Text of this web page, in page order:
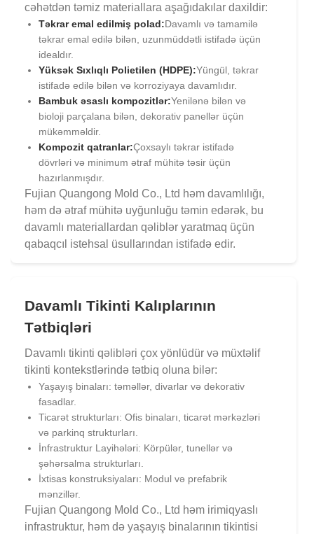
cəhətdən təmiz materiallara aşağıdakılar daxildir:
Təkrar emal edilmiş polad:Davamlı və tamamilə
təkrar emal edilə bilən, uzunmüddətli istifadə üçün
idealdır.
Yüksək Sıxlıqlı Polietilen (HDPE):Yüngül, təkrar
istifadə edilə bilən və korroziyaya davamlıdır.
Bambuk əsaslı kompozitlər:Yenilənə bilən və
bioloji parçalana bilən, dekorativ panellər üçün
mükəmməldir.
Kompozit qatranlar:Çoxsaylı təkrar istifadə
dövrləri və minimum ətraf mühitə təsir üçün
hazırlanmışdır.
Fujian Quangong Mold Co., Ltd həm davamlılığı,
həm də ətraf mühitə uyğunluğu təmin edərək, bu
davamlı materiallardan qəliblər yaratmaq üçün
qabaqcıl istehsal üsullarından istifadə edir.
Davamlı Tikinti Kalıplarının
Tətbiqləri
Davamlı tikinti qəlibləri çox yönlüdür və müxtəlif
tikinti kontekstlərində tətbiq oluna bilər:
Yaşayış binaları: təməllər, divarlar və dekorativ
fasadlar.
Ticarət strukturları: Ofis binaları, ticarət mərkəzləri
və parkinq strukturları.
İnfrastruktur Layihələri: Körpülər, tunellər və
şəhərsalma strukturları.
İxtisas konstruksiyaları: Modul və prefabrik
mənzillər.
Fujian Quangong Mold Co., Ltd həm irimiqyaslı
infrastruktur, həm də yaşayış binalarının tikintisi